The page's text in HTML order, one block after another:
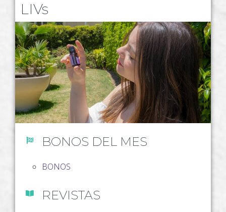
LIVs
BONOS DEL MES
BONOS
REVISTAS